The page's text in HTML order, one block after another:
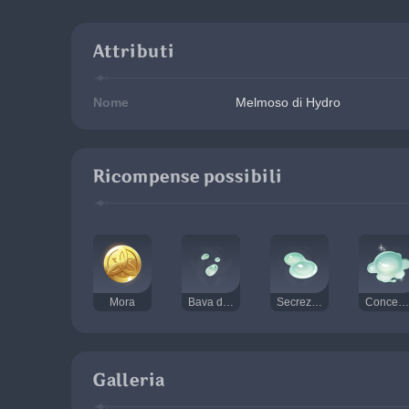
Attributi
Nome Melmoso di Hydro
Ricompense possibili
Mora Bava di Melmoso Secrezioni di Melmoso Concentrato di Melmoso
Galleria